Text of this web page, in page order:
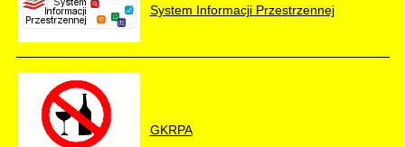
System Informacji Przestrzennej
GKRPA